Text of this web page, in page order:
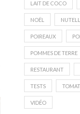
LAIT DE COCO
NOËL
POIREAUX
POMMES DE TERRE
RESTAURANT
TESTS
VIDÉO